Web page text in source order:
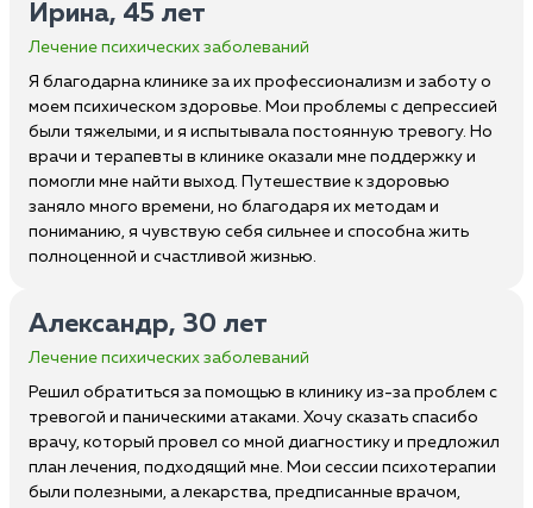
Ирина, 45 лет
Лечение психических заболеваний
Я благодарна клинике за их профессионализм и заботу о
моем психическом здоровье. Мои проблемы с депрессией
были тяжелыми, и я испытывала постоянную тревогу. Но
врачи и терапевты в клинике оказали мне поддержку и
помогли мне найти выход. Путешествие к здоровью
заняло много времени, но благодаря их методам и
пониманию, я чувствую себя сильнее и способна жить
полноценной и счастливой жизнью.
Александр, 30 лет
Лечение психических заболеваний
Решил обратиться за помощью в клинику из-за проблем с
тревогой и паническими атаками. Хочу сказать спасибо
врачу, который провел со мной диагностику и предложил
план лечения, подходящий мне. Мои сессии психотерапии
были полезными, а лекарства, предписанные врачом,